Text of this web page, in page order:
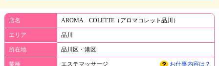
店名 AROMA COLETTE（アロマコレット品川）
エリア 品川
所在地 品川区・港区
業種 エステマッサージ お仕事内容は？